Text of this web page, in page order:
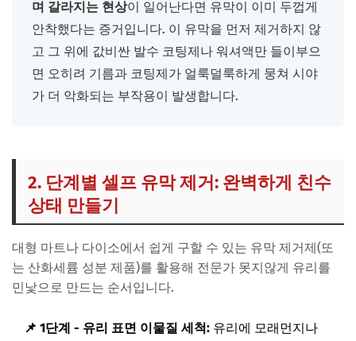
며 갈라지는 현상이 일어난다면 유막이 이미 두껍게
안착했다는 증거입니다. 이 유막을 먼저 제거하지 않
고 그 위에 값비싼 발수 코팅제나 워셔액만 들이부으
면 오히려 기름과 코팅제가 얼룩덜룩하게 뭉쳐 시야
가 더 악화되는 부작용이 발생합니다.
2. 단계별 셀프 유막 제거: 완벽하게 친수
상태 만들기
대형 마트나 다이소에서 쉽게 구할 수 있는 유막 제거제(또
는 산화세륨 성분 제품)를 활용해 전문가 못지않게 유리를
민낯으로 만드는 순서입니다.
📌 1단계 - 유리 표면 이물질 세척: 유리에 모래먼지나